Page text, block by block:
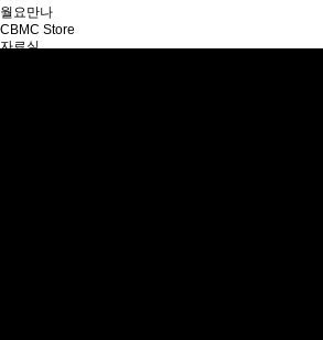
월요만나
CBMC Store
자료실